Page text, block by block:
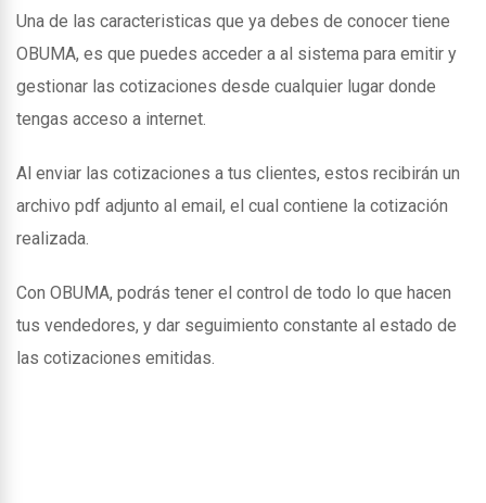
Una de las caracteristicas que ya debes de conocer tiene
OBUMA, es que puedes acceder a al sistema para emitir y
gestionar las cotizaciones desde cualquier lugar donde
tengas acceso a internet.
Al enviar las cotizaciones a tus clientes, estos recibirán un
archivo pdf adjunto al email, el cual contiene la cotización
realizada.
Con OBUMA, podrás tener el control de todo lo que hacen
tus vendedores, y dar seguimiento constante al estado de
las cotizaciones emitidas.